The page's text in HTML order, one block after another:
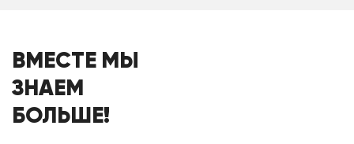
ВМЕСТЕ МЫ
ЗНАЕМ
БОЛЬШЕ!